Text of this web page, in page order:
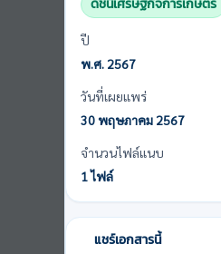
ดัชนีเศรษฐกิจการเกษตร
ปี
พ.ศ. 2567
วันที่เผยแพร่
30 พฤษภาคม 2567
จำนวนไฟล์แนบ
1 ไฟล์
แชร์เอกสารนี้